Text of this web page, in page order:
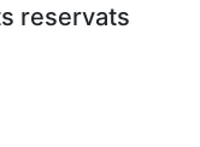
reservats